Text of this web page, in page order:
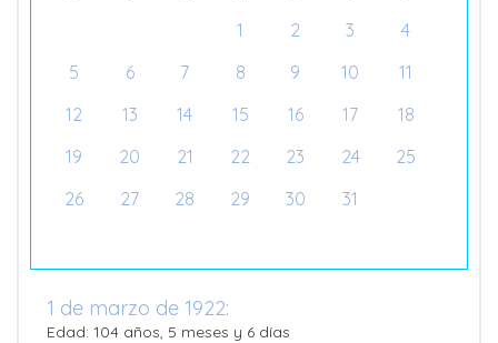
1
2 3
4
5
6 7 8 9 10
11
12
13 14 15 16 17
18
19
20 21 22 23 24
25
26
27 28 29 30 31
1 de marzo de 1922:
Edad: 104 años, 5 meses y 6 días